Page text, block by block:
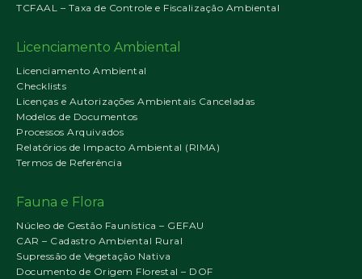
TCFAAL – Taxa de Controle e Fiscalização Ambiental
Licenciamento Ambiental
Licenciamento Ambiental
Checklists
Licenças e Autorizações Ambientais Canceladas
Modelos de Documentos
Processos Arquivados
Relatórios de Impacto Ambiental (RIMA)
Termos de Referência
Fauna e Flora
Núcleo de Gestão Faunística – GEFAU
CAR – Cadastro Ambiental Rural
Supressão de Vegetação Nativa
Documento de Origem Florestal – DOF